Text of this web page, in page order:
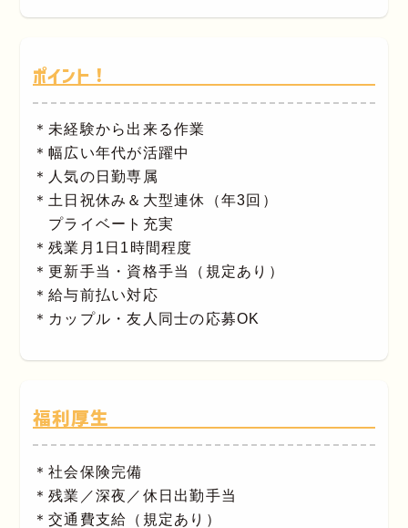
ポイント！
＊未経験から出来る作業
＊幅広い年代が活躍中
＊人気の日勤専属
＊土日祝休み＆大型連休（年3回）
プライベート充実
＊残業月1日1時間程度
＊更新手当・資格手当（規定あり）
＊給与前払い対応
＊カップル・友人同士の応募OK
福利厚生
＊社会保険完備
＊残業／深夜／休日出勤手当
＊交通費支給（規定あり）